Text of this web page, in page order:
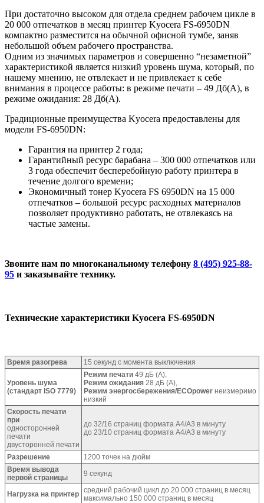
При достаточно высоком для отдела среднем рабочем цикле в
20 000 отпечатков в месяц принтер Kyocera FS-6950DN
компактно разместится на обычной офисной тумбе, заняв
небольшой объем рабочего пространства.
Одним из значимых параметров и совершенно “незаметной”
характеристикой является низкий уровень шума, который, по
нашему мнению, не отвлекает и не привлекает к себе
внимания в процессе работы: в режиме печати – 49 Дб(A), в
режиме ожидания: 28 Дб(A).
Традиционные преимущества Kyocera предоставлены для
модели FS-6950DN:
Гарантия на принтер 2 года;
Гарантийный ресурс барабана – 300 000 отпечатков или
3 года обеспечит бесперебойную работу принтера в
течение долгого времени;
Экономичный тонер Kyocera FS 6950DN на 15 000
отпечатков – большой ресурс расходных материалов
позволяет продуктивно работать, не отвлекаясь на
частые замены.
Звоните нам по многоканальному телефону 8 (495) 925-88-
95 и заказывайте технику.
Технические характеристики Kyocera FS-6950DN
Время разогрева 15 секунд с момента выключения
Уровень шума
(стандарт ISO 7779)
Режим печати 49 дБ (A),
Режим ожидания 28 дБ (A),
Режим энергосбережения/ECOpower неизмеримо
низкий
Скорость печати
при
односторонней
печати
двусторонней печати
до 32/16 страниц формата A4/A3 в минуту
до 23/10 страниц формата A4/A3 в минуту
Разрешение
1200 точек на дюйм
Время вывода
первой страницы
9 секунд
Нагрузка на принтер средний рабочий цикл до 20 000 страниц в месяц
максимально 150 000 страниц в месяц